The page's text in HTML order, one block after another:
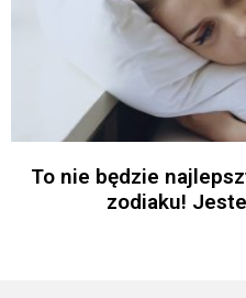
To nie będzie
zodiaku!